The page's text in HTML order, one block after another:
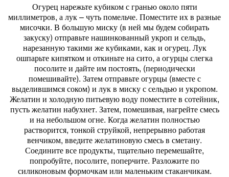
Огурец нарежьте кубиком с гранью около пяти
миллиметров, а лук – чуть помельче. Поместите их в разные
мисочки. В большую миску (в ней мы будем собирать
закуску) отправьте нашинкованный укроп и сельдь,
нарезанную такими же кубиками, как и огурец. Лук
ошпарьте кипятком и откиньте на сито, а огурцы слегка
посолите и дайте им постоять, (периодически
помешивайте). Затем отправьте огурцы (вместе с
выделившимся соком) и лук в миску с сельдью и укропом.
Желатин и холодную питьевую воду поместите в сотейник,
пусть желатин набухнет. Затем, помешивая, нагрейте смесь
и на небольшом огне. Когда желатин полностью
растворится, тонкой струйкой, непрерывно работая
венчиком, введите желатиновую смесь в сметану.
Соедините все продукты, тщательно перемешайте,
попробуйте, посолите, поперчите. Разложите по
силиконовым формочкам или маленьким стаканчикам.